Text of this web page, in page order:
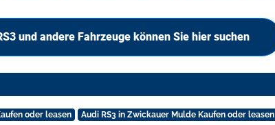
und andere Fahrzeuge können Sie hier suchen
oder leasen Audi RS3 in Zwickauer Mulde Kaufen oder leasen